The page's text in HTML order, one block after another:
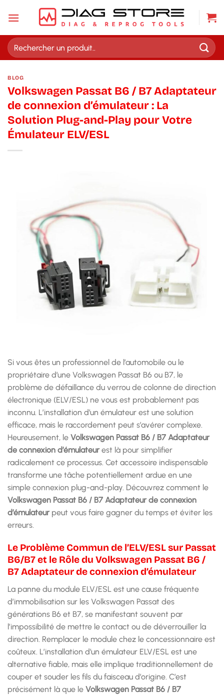
Recherche
pour :
BLOG
Volkswagen Passat B6 / B7 Adaptateur
de connexion d’émulateur : La
Solution Plug-and-Play pour Votre
Émulateur ELV/ESL
Si vous êtes un professionnel de l’automobile ou le
propriétaire d’une Volkswagen Passat B6 ou B7, le
problème de défaillance du verrou de colonne de direction
électronique (ELV/ESL) ne vous est probablement pas
inconnu. L’installation d’un émulateur est une solution
efficace, mais le raccordement peut s’avérer complexe.
Heureusement, le Volkswagen Passat B6 / B7 Adaptateur
de connexion d’émulateurest là pour simplifier
radicalement ce processus. Cet accessoire indispensable
transforme une tâche potentiellement ardue en une
simple connexion plug-and-play. Découvrez comment le
Volkswagen Passat B6 / B7 Adaptateur de connexion
d’émulateurpeut vous faire gagner du temps et éviter les
erreurs.
Le Problème Commun de l’ELV/ESL sur Passat
B6/B7 et le Rôle du Volkswagen Passat B6 /
B7 Adaptateur de connexion d’émulateur
La panne du module ELV/ESL est une cause fréquente
d’immobilisation sur les Volkswagen Passat des
générations B6 et B7, se manifestant souvent par
l’impossibilité de mettre le contact ou de déverrouiller la
direction. Remplacer le module chez le concessionnaire est
coûteux. L’installation d’un émulateur ELV/ESL est une
alternative fiable, mais elle implique traditionnellement de
couper et souder les fils du faisceau d’origine. C’est
précisément là que le Volkswagen Passat B6 / B7